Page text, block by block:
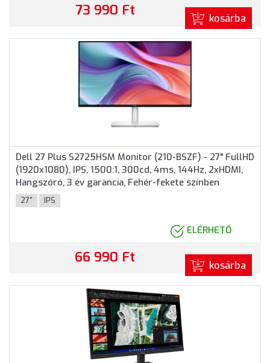
73 990 Ft kosárba
Dell 27 Plus S2725HSM Monitor (210-BSZF) - 27" FullHD
(1920x1080), IPS, 1500:1, 300cd, 4ms, 144Hz, 2xHDMI,
Hangszóró, 3 év garancia, Fehér-fekete színben
27" IPS
ELÉRHETŐ
66 990 Ft kosárba